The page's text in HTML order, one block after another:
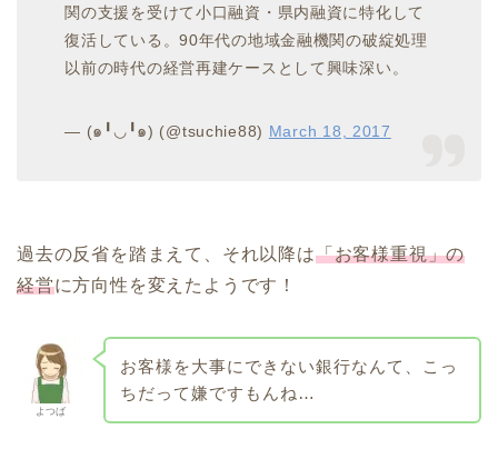
関の支援を受けて小口融資・県内融資に特化して
復活している。90年代の地域金融機関の破綻処理
以前の時代の経営再建ケースとして興味深い。
— (๑╹◡╹๑) (@tsuchie88) March 18, 2017
過去の反省を踏まえて、それ以降は「お客様重視」の
経営に方向性を変えたようです！
よつば
お客様を大事にできない銀行なんて、こっ
ちだって嫌ですもんね…